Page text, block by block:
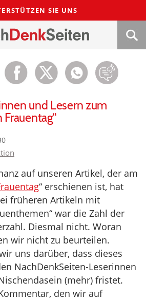
SIE UNS
und Lesern zum
auf unseren Artikel, der am
“ erschienen ist, hat
früheren Artikeln mit
war die Zahl der
Diesmal nicht. Woran
wir nicht zu beurteilen.
uns darüber, dass dieses
NachDenkSeiten-Leserinnen
(mehr) fristet.
den wir auf